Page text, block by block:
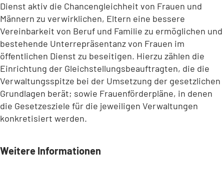
Dienst aktiv die Chancengleichheit von Frauen und
Männern zu verwirklichen, Eltern eine bessere
Vereinbarkeit von Beruf und Familie zu ermöglichen und
bestehende Unterrepräsentanz von Frauen im
öffentlichen Dienst zu beseitigen. Hierzu zählen die
Einrichtung der Gleichstellungsbeauftragten, die die
Verwaltungsspitze bei der Umsetzung der gesetzlichen
Grundlagen berät; sowie Frauenförderpläne, in denen
die Gesetzesziele für die jeweiligen Verwaltungen
konkretisiert werden.
Weitere Informationen